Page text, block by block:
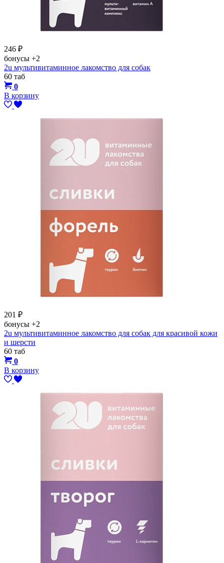
246 ₽
бонусы +2
2u мультивитаминное лакомство для собак
60 таб
0
В корзину
201 ₽
бонусы +2
2u мультивитаминное лакомство для собак для красивой кожи
и шерсти
60 таб
0
В корзину